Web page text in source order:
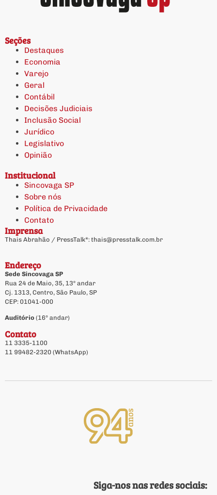
Seções
Destaques
Economia
Varejo
Geral
Contábil
Decisões Judiciais
Inclusão Social
Jurídico
Legislativo
Opinião
Institucional
Sincovaga SP
Sobre nós
Política de Privacidade
Contato
Imprensa
Thais Abrahão / PressTalk*: thais@presstalk.com.br
Endereço
Sede Sincovaga SP
Rua 24 de Maio, 35, 13º andar
Cj. 1313, Centro, São Paulo, SP
CEP: 01041-000
Auditório (16º andar)
Contato
11 3335-1100
11 99482-2320 (WhatsApp)
Siga-nos nas redes sociais: